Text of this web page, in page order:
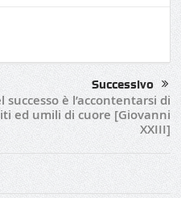
Successivo
successo è l’accontentarsi di
ed umili di cuore [Giovanni
XXIII]